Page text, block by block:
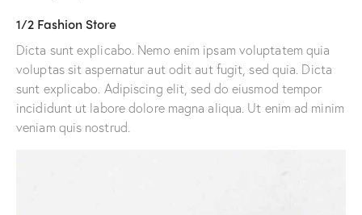
1/2 Fashion Store
Dicta sunt explicabo. Nemo enim ipsam voluptatem quia
voluptas sit aspernatur aut odit aut fugit, sed quia. Dicta
sunt explicabo. Adipiscing elit, sed do eiusmod tempor
incididunt ut labore dolore magna aliqua. Ut enim ad minim
veniam quis nostrud.